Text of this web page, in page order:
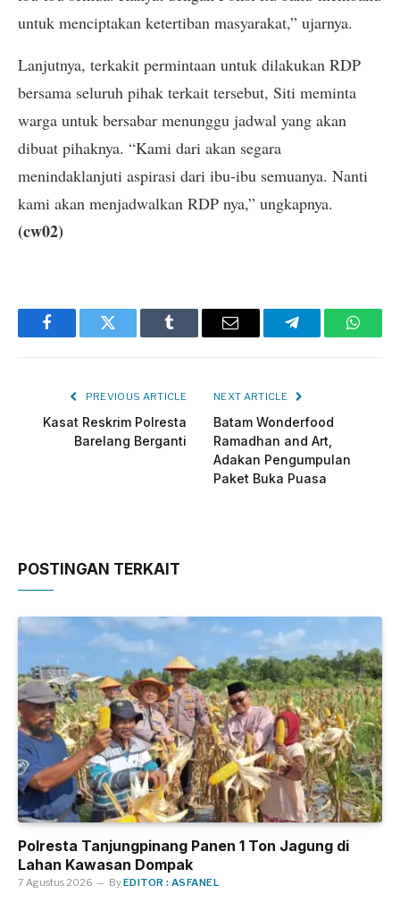
untuk menciptakan ketertiban masyarakat,” ujarnya.
Lanjutnya, terkakit permintaan untuk dilakukan RDP
bersama seluruh pihak terkait tersebut, Siti meminta
warga untuk bersabar menunggu jadwal yang akan
dibuat pihaknya. “Kami dari akan segara
menindaklanjuti aspirasi dari ibu-ibu semuanya. Nanti
kami akan menjadwalkan RDP nya,” ungkapnya.
(cw02)
FacebookTwitter Tumblr Email Telegram
PREVIOUS ARTICLE
Kasat Reskrim Polresta
Barelang Berganti
NEXT ARTICLE
Batam Wonderfood
Ramadhan and Art,
Adakan Pengumpulan
Paket Buka Puasa
POSTINGAN TERKAIT
Polresta Tanjungpinang Panen 1 Ton Jagung di
Lahan Kawasan Dompak
7 Agustus 2026 ByEDITOR : ASFANEL